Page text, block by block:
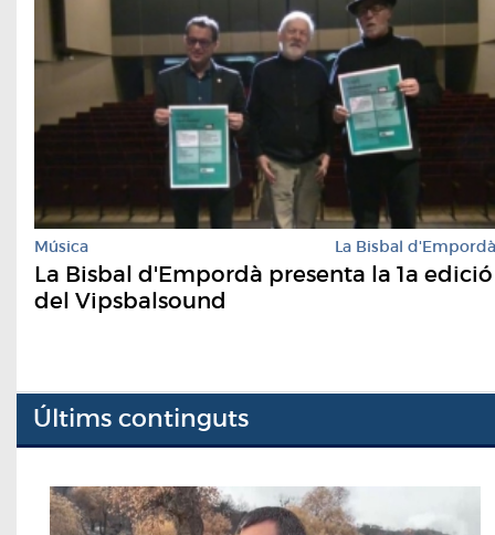
Música La Bisbal d'Empordà
La Bisbal d'Empordà presenta la 1a edició
del Vipsbalsound
Últims continguts